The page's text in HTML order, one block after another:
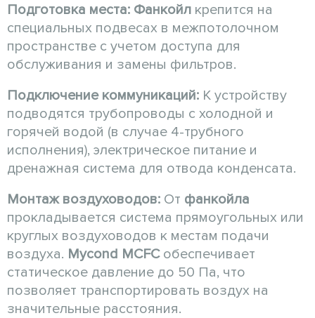
Подготовка места: Фанкойл крепится на
специальных подвесах в межпотолочном
пространстве с учетом доступа для
обслуживания и замены фильтров.
Подключение коммуникаций: К устройству
подводятся трубопроводы с холодной и
горячей водой (в случае 4-трубного
исполнения), электрическое питание и
дренажная система для отвода конденсата.
Монтаж воздуховодов: От фанкойла
прокладывается система прямоугольных или
круглых воздуховодов к местам подачи
воздуха. Mycond MCFCобеспечивает
статическое давление до 50 Па, что
позволяет транспортировать воздух на
значительные расстояния.